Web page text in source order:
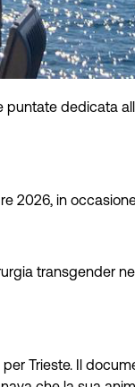
dedicata
2026, in
transgender
Trieste. Il